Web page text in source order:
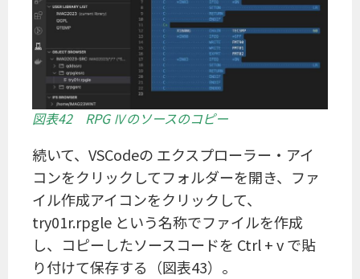
図表42 RPG Ⅳのソースのコピー
続いて、VSCodeの エクスプローラー・アイ
コンをクリックしてフォルダーを開き、ファ
イル作成アイコンをクリックして、
try01r.rpgle という名称でファイルを作成
し、コピーしたソースコードを Ctrl + v で貼
り付けて保存する（図表43）。